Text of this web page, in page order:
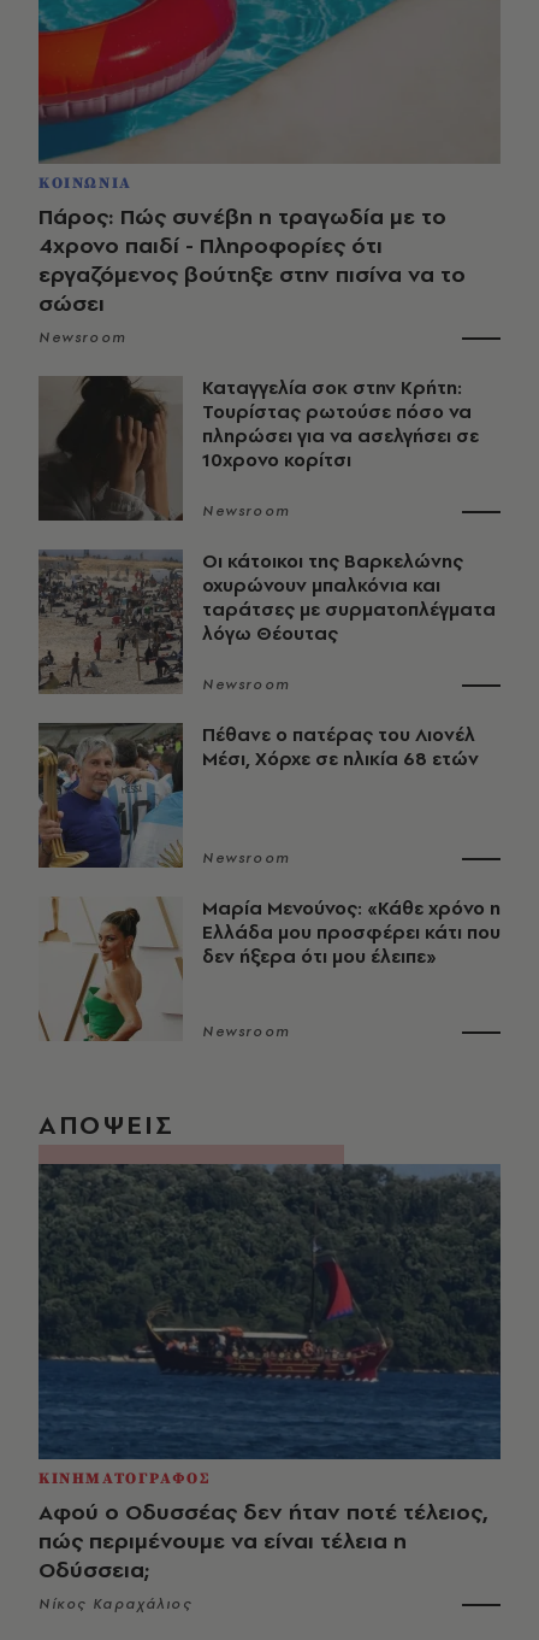
ΚΟΙΝΩΝΙΑ
Πάρος: Πώς συνέβη η τραγωδία με το
4χρονο παιδί - Πληροφορίες ότι
εργαζόμενος βούτηξε στην πισίνα να το
σώσει
Newsroom
Καταγγελία σοκ στην Κρήτη:
Τουρίστας ρωτούσε πόσο να
πληρώσει για να ασελγήσει σε
10χρονο κορίτσι
Newsroom
Οι κάτοικοι της Βαρκελώνης
οχυρώνουν μπαλκόνια και
ταράτσες με συρματοπλέγματα
λόγω Θέουτας
Newsroom
Πέθανε ο πατέρας του Λιονέλ
Μέσι, Χόρχε σε ηλικία 68 ετών
Newsroom
Μαρία Μενούνος: «Κάθε χρόνο η
Ελλάδα μου προσφέρει κάτι που
δεν ήξερα ότι μου έλειπε»
Newsroom
ΑΠΟΨΕΙΣ
ΚΙΝΗΜΑΤΟΓΡΑΦΟΣ
Αφού ο Οδυσσέας δεν ήταν ποτέ τέλειος,
πώς περιμένουμε να είναι τέλεια η
Οδύσσεια;
Νίκος Καραχάλιος